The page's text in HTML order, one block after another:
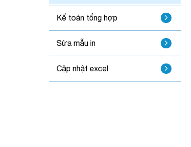
Kế toán tổng hợp
Sửa mẫu in
Cập nhật excel